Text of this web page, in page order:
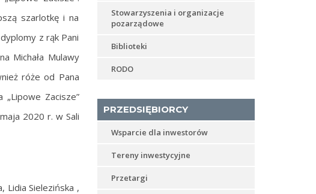
szarlotkę i na
z rąk Pani
Michała Mulawy
róże od Pana
„Lipowe Zacisze”
2020 r. w Sali
Lidia Sielezińska ,
Stowarzyszenia i organizacje
pozarządowe
Biblioteki
RODO
PRZEDSIĘBIORCY
Wsparcie dla inwestorów
Tereny inwestycyjne
Przetargi